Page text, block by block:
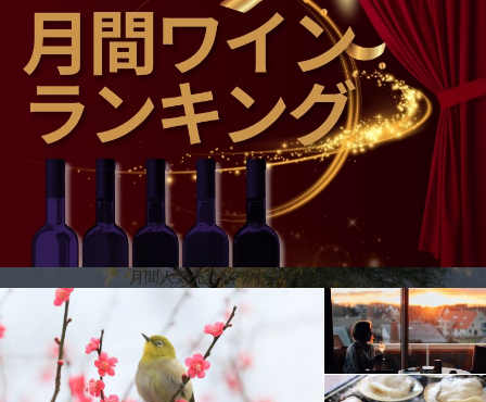
内のワイン生産地域の新しいフロンティアです。フィンカ・ラス・モラスの主なワイン産地は以下
の通りです。 ペデルナル・ヴァレー：平均標高1,350メートルと、サンフアンで最も標高の高いワ
イン産地の一つで、冷涼な気温、広い日較差、白亜質の土壌の組み合わせにより、新鮮さ、凝縮
感、骨格のある赤ワインと白ワインが生み出されています。 ゾンダ・ヴァレー：この地域を吹き抜
ける有名なゾンダ風にちなんで名付けられたサンフアンのワイン産地は、アンデス山脈の麓に位置
し、平均標高は950メートルです。幅広い種類のブドウ品種に適しており、フルボディで果実の凝縮
感と骨格のあるワインが造られます。 トゥルム・ヴァレー：サンファン最大のワイン産地で、平均
標高650メートルで、サンファンで最も温暖なワイン産地のひとつです。ここでは、ワインがフェノ
ール性の熟成に早く達するため、ワインは親しみやすさと熟した果実の表現で知られています。
月間人気売れ筋ワインランキング